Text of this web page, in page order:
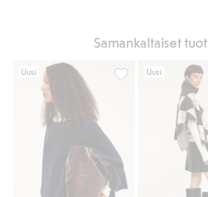
Samankaltaiset
Uusi
Poncho, Lisää
Uusi